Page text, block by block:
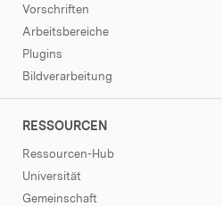
Vorschriften
Arbeitsbereiche
Plugins
Bildverarbeitung
RESSOURCEN
Ressourcen-Hub
Universität
Gemeinschaft